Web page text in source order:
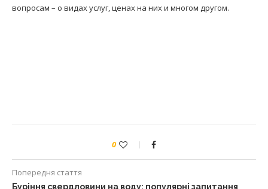
вопросам – о видах услуг, ценах на них и многом другом.
0
Попередня стаття
Буріння свердловини на воду: популярні запитання